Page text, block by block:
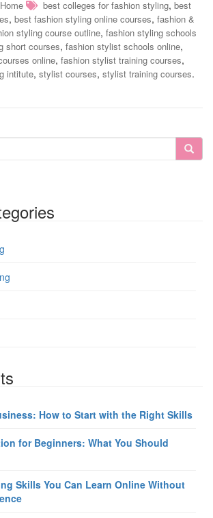
Home best colleges for fashion styling, best
, best fashion styling online courses, fashion &
styling course outline, fashion styling schools
short courses, fashion stylist schools online,
online, fashion stylist training courses,
intitute, stylist courses, stylist training courses.
How to Start with the Right Skills
for Beginners: What You Should
Skills You Can Learn Online Without